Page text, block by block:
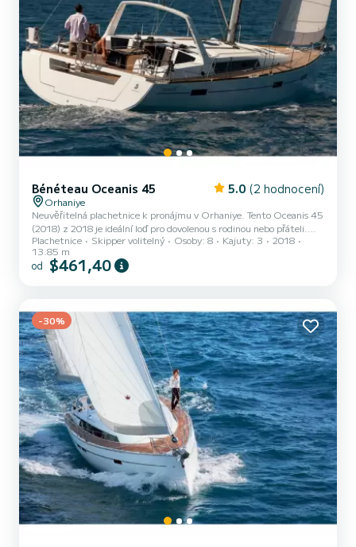
Bénéteau Oceanis 45 5.0 (2 hodnocení)
Orhaniye
Neuvěřitelná plachetnice k pronájmu v Orhaniye. Tento Oceanis 45
(2018) z 2018 je ideální loď pro dovolenou s rodinou nebo přáteli.
Loď má 3 plně vybavené kajuty ) a kapacitou 8 osob. S celkovou
délkou 14 metrů bude vaším nejlepším spojencem pro strávení
výjimečné dovolené na vodě v okolí Orhaniye Pro jakékoli informace
Plachetnice Skipper volitelný Osoby: 8 Kajuty: 3
2018
13.85 m
od $461,40
-30%